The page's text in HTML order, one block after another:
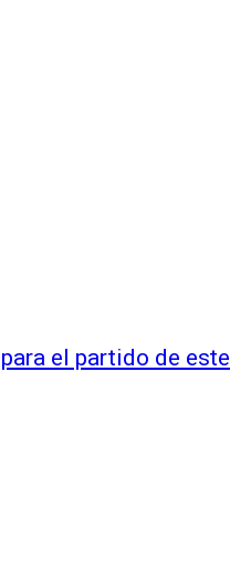
el partido de este